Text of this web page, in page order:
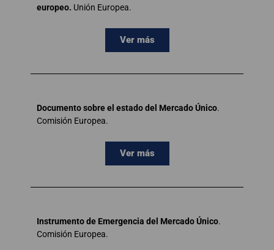
europeo. Unión Europea.
Ver más
Documento sobre el estado del Mercado Único.
Comisión Europea.
Ver más
Instrumento de Emergencia del Mercado Único.
Comisión Europea.